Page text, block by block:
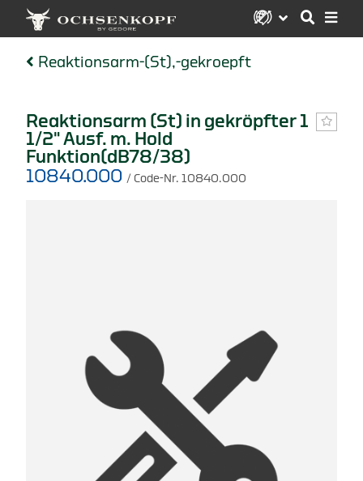
Reaktionsarm-(St),-gekroepft
Reaktionsarm (St) in gekröpfter 1
1/2" Ausf. m. Hold
Funktion(dB78/38)
10840.000 / Code-Nr. 10840.000